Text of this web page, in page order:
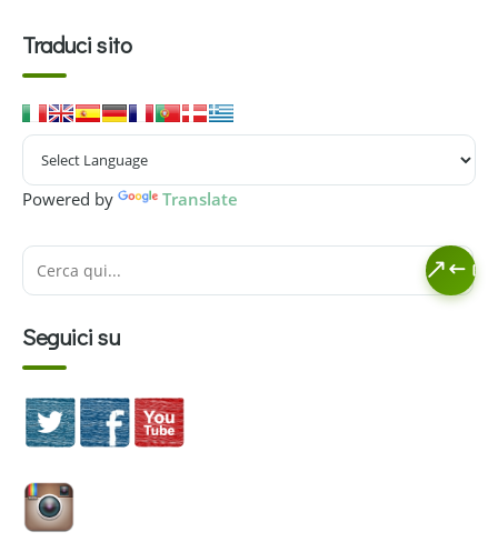
Traduci sito
Powered by Translate
Seguici su